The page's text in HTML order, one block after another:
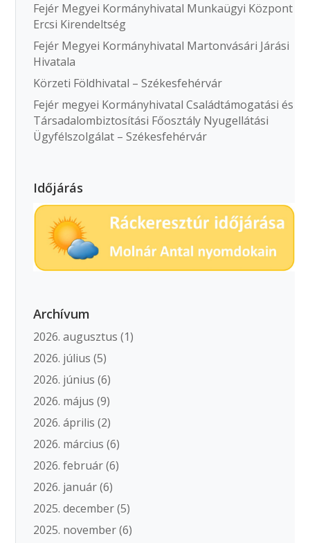
Fejér Megyei Kormányhivatal Munkaügyi Központ
Ercsi Kirendeltség
Fejér Megyei Kormányhivatal Martonvásári Járási
Hivatala
Körzeti Földhivatal – Székesfehérvár
Fejér megyei Kormányhivatal Családtámogatási és
Társadalombiztosítási Főosztály Nyugellátási
Ügyfélszolgálat – Székesfehérvár
Időjárás
Archívum
2026. augusztus (1)
2026. július (5)
2026. június (6)
2026. május (9)
2026. április (2)
2026. március (6)
2026. február(6)
2026. január(6)
2025. december(5)
2025. november(6)